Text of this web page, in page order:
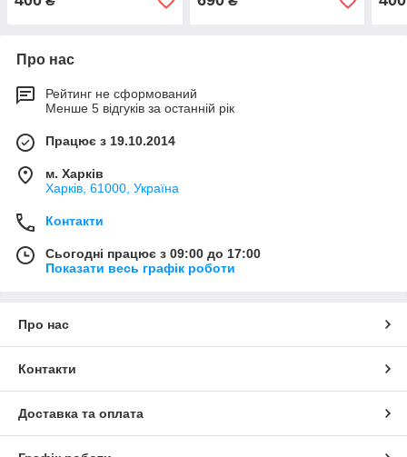
Про нас
Рейтинг не сформований
Менше 5 відгуків за останній рік
Працює з 19.10.2014
м. Харків
Харків, 61000, Україна
Контакти
Сьогодні працює з 09:00 до 17:00
Показати весь графік роботи
Про нас
Контакти
Доставка та оплата